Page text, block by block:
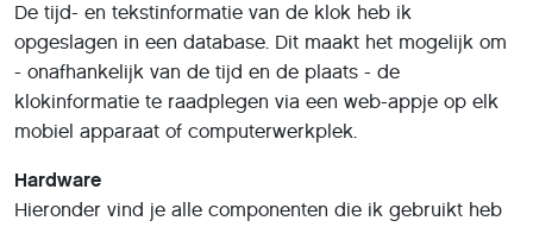
De tijd- en tekstinformatie van de klok heb ik
opgeslagen in een database. Dit maakt het mogelijk om
- onafhankelijk van de tijd en de plaats - de
klokinformatie te raadplegen via een web-appje op elk
mobiel apparaat of computerwerkplek.
Hardware
Hieronder vind je alle componenten die ik gebruikt heb